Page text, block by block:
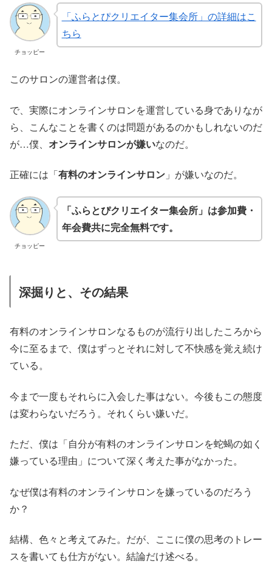
チョッピー
「ふらとぴクリエイター集会所」の詳細はこ
ちら
このサロンの運営者は僕。
で、実際にオンラインサロンを運営している身でありなが
ら、こんなことを書くのは問題があるのかもしれないのだ
が…僕、 オンラインサロンが嫌いなのだ。
正確には「有料のオンラインサロン 」が嫌いなのだ。
チョッピー
「ふらとぴクリエイター集会所」は参加費・
年会費共に完全無料です。
深掘りと、その結果
有料のオンラインサロンなるものが流行り出したころから
今に至るまで、僕はずっとそれに対して不快感を覚え続け
ている。
今まで一度もそれらに入会した事はない。今後もこの態度
は変わらないだろう。それくらい嫌いだ。
ただ、僕は「自分が有料のオンラインサロンを蛇蝎の如く
嫌っている理由」について深く考えた事がなかった。
なぜ僕は有料のオンラインサロンを嫌っているのだろう
か？
結構、色々と考えてみた。だが、ここに僕の思考のトレー
スを書いても仕方がない。結論だけ述べる。